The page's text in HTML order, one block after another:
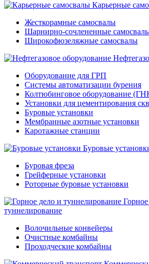
Карьерные
Жесткорамные самосвалы
Шарнирно-сочлененные
Широкофюзеляжные самосвалы
Оборудование для ГРП
Системы автоматизации бурения
Колтюбинговое оборудование
Установки для цементирования
Буровые установки
Мембранные азотные установки
Каротажные станции
Буровые
Буровая фреза
Грейферные установки
Роторные буровые установки
туннелирование
Волочильные конвейеры
Очистные комбайны
Проходческие комбайны